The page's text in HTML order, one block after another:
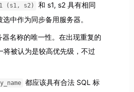
1 (s1, s2)
和 s1, s2 具有相同
中作为同步备用服务器。
名称的唯一性。在出现重复的
将被认为是较高优先级，不过
都应该具有合法 SQL 标